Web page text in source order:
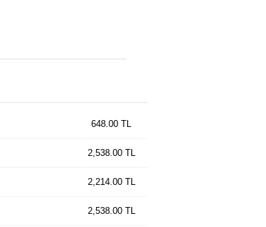
648.00 TL
2,538.00 TL
2,214.00 TL
2,538.00 TL